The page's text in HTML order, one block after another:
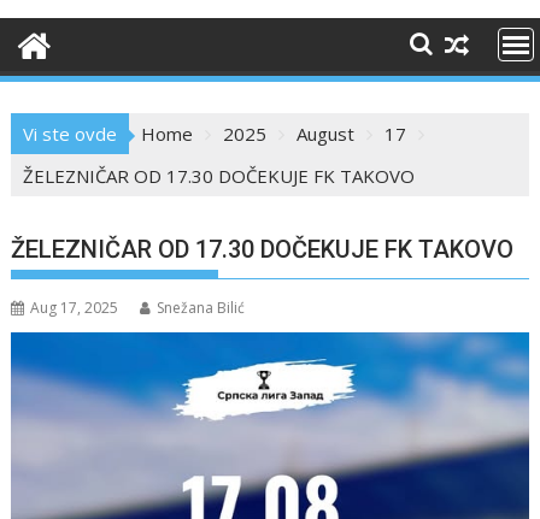
Vi ste ovde Home 2025 August
17
ŽELEZNIČAR OD 17.30 DOČEKUJE FK TAKOVO
ŽELEZNIČAR OD 17.30 DOČEKUJE FK TAKOVO
Aug 17, 2025 Snežana Bilić